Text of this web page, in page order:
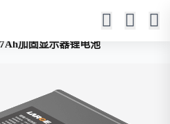
加固显示器锂电池